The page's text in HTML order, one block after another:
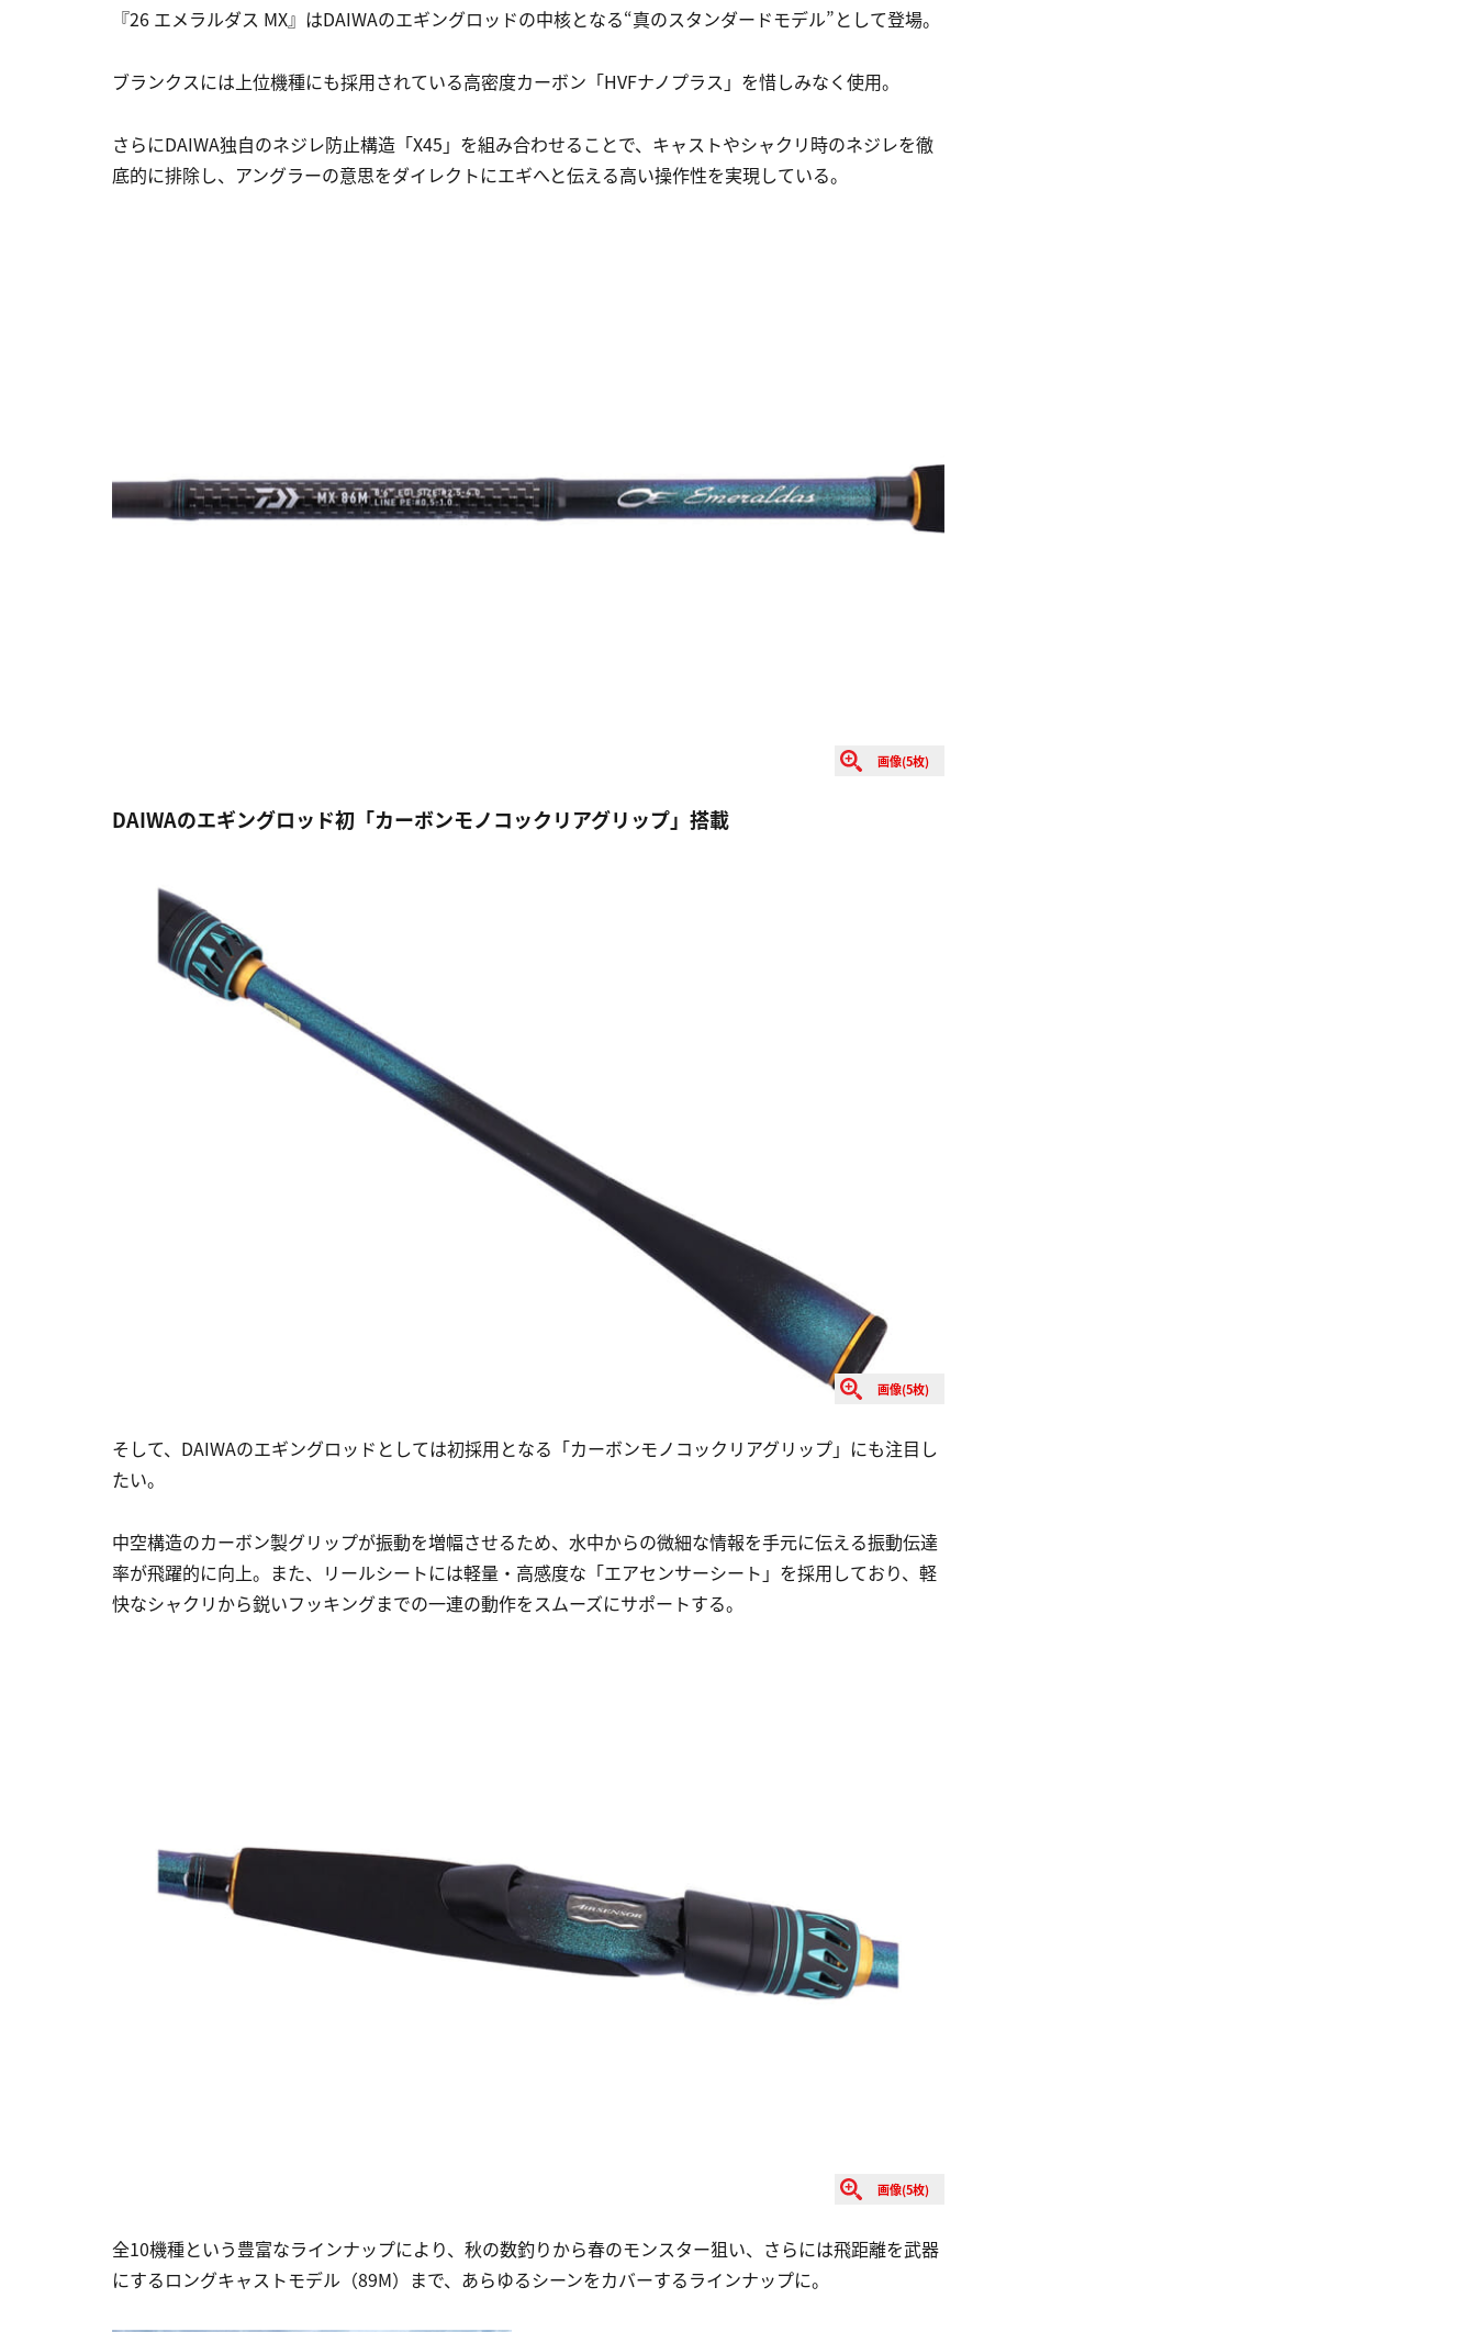
『26 エメラルダス MX』はDAIWAのエギングロッドの中核となる“真のスタンダードモデル”として登場。
ブランクスには上位機種にも採用されている高密度カーボン「HVFナノプラス」を惜しみなく使用。
さらにDAIWA独自のネジレ防止構造「X45」を組み合わせることで、キャストやシャクリ時のネジレを徹
底的に排除し、アングラーの意思をダイレクトにエギへと伝える高い操作性を実現している。
画像(5枚)
DAIWAのエギングロッド初「カーボンモノコックリアグリップ」搭載
画像(5枚)
そして、DAIWAのエギングロッドとしては初採用となる「カーボンモノコックリアグリップ」にも注目し
たい。
中空構造のカーボン製グリップが振動を増幅させるため、水中からの微細な情報を手元に伝える振動伝達
率が飛躍的に向上。また、リールシートには軽量・高感度な「エアセンサーシート」を採用しており、軽
快なシャクリから鋭いフッキングまでの一連の動作をスムーズにサポートする。
画像(5枚)
全10機種という豊富なラインナップにより、秋の数釣りから春のモンスター狙い、さらには飛距離を武器
にするロングキャストモデル（89M）まで、あらゆるシーンをカバーするラインナップに。